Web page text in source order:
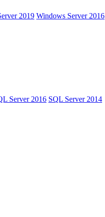
2019 Windows Server 2016
Server 2016 SQL Server 2014